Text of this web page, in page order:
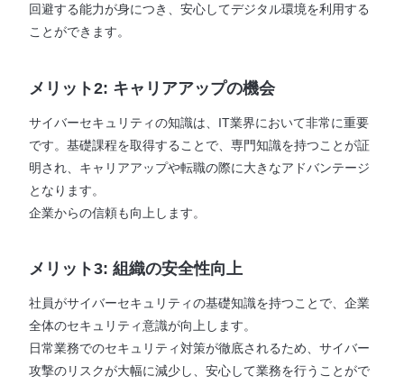
回避する能力が身につき、安心してデジタル環境を利用する
ことができます。
メリット2: キャリアアップの機会
サイバーセキュリティの知識は、IT業界において非常に重要
です。基礎課程を取得することで、専門知識を持つことが証
明され、キャリアアップや転職の際に大きなアドバンテージ
となります。
企業からの信頼も向上します。
メリット3: 組織の安全性向上
社員がサイバーセキュリティの基礎知識を持つことで、企業
全体のセキュリティ意識が向上します。
日常業務でのセキュリティ対策が徹底されるため、サイバー
攻撃のリスクが大幅に減少し、安心して業務を行うことがで